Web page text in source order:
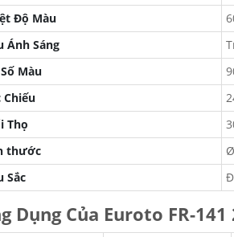
Độ Màu
Ánh Sáng
Màu
Chiếu
Thọ
thước
Sắc
Dụng Của Euroto FR-141